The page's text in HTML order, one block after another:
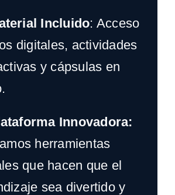
Incluido: Acceso
digitales, actividades
y cápsulas en
Innovadora:
herramientas
que hacen que el
sea divertido y